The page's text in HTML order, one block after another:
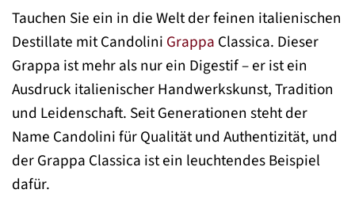
Tauchen Sie ein in die Welt der feinen italienischen
Destillate mit Candolini Grappa Classica. Dieser
Grappa ist mehr als nur ein Digestif – er ist ein
Ausdruck italienischer Handwerkskunst, Tradition
und Leidenschaft. Seit Generationen steht der
Name Candolini für Qualität und Authentizität, und
der Grappa Classica ist ein leuchtendes Beispiel
dafür.